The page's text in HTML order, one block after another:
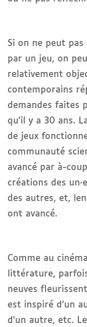
Si on ne peut
par un jeu, on
relativement
contemporains
demandes faites
qu’il y a 30 ans.
de jeux
communauté
avancé par à-
créations des
des autres, et,
ont avancé.
Comme au
littérature,
neuves
est inspiré d’un
d’un autre, etc.